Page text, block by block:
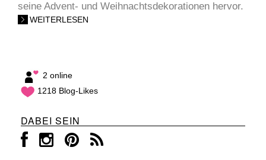
seine Advent- und Weihnachtsdekorationen hervor.
WEITERLESEN
2 online
1218 Blog-Likes
DABEI SEIN